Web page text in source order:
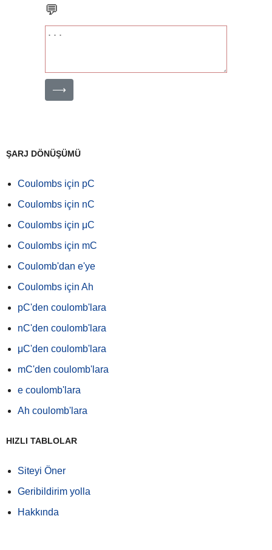
💬
⟶
ŞARJ DÖNÜŞÜMÜ
Coulombs için pC
Coulombs için nC
Coulombs için μC
Coulombs için mC
Coulomb'dan e'ye
Coulombs için Ah
pC'den coulomb'lara
nC'den coulomb'lara
μC'den coulomb'lara
mC'den coulomb'lara
e coulomb'lara
Ah coulomb'lara
HIZLI TABLOLAR
Siteyi Öner
Geribildirim yolla
Hakkında